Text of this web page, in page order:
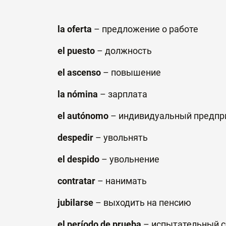
la oferta – предложение о работе
el puesto – должность
el ascenso – повышение
la nómina – зарплата
el autónomo – индивидуальный
despedir – увольнять
el despido – увольнение
contratar – нанимать
jubilarse – выходить на пенсию